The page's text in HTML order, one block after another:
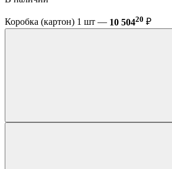
Коробка (картон) 1 шт — 10 50420 ₽